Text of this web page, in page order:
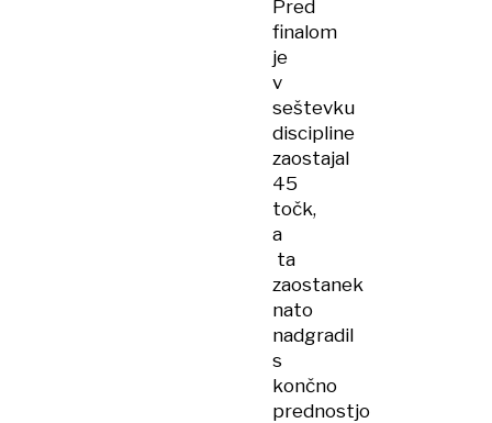
Pred
finalom
je
v
seštevku
discipline
zaostajal
45
točk,
a
ta
zaostanek
nato
nadgradil
s
končno
prednostjo